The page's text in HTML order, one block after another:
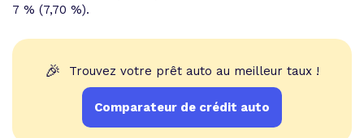
7 % (7,70 %).
🎉 Trouvez votre prêt auto au meilleur taux !
Comparateur de crédit auto